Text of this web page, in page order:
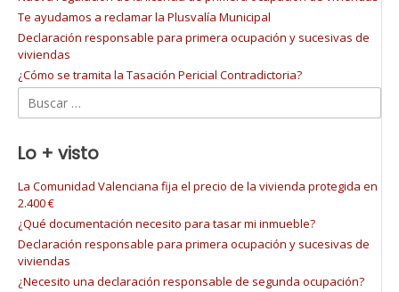
Te ayudamos a reclamar la Plusvalía Municipal
Declaración responsable para primera ocupación y sucesivas de
viviendas
¿Cómo se tramita la Tasación Pericial Contradictoria?
Buscar:
Lo + visto
La Comunidad Valenciana fija el precio de la vivienda protegida en
2.400 €
¿Qué documentación necesito para tasar mi inmueble?
Declaración responsable para primera ocupación y sucesivas de
viviendas
¿Necesito una declaración responsable de segunda ocupación?